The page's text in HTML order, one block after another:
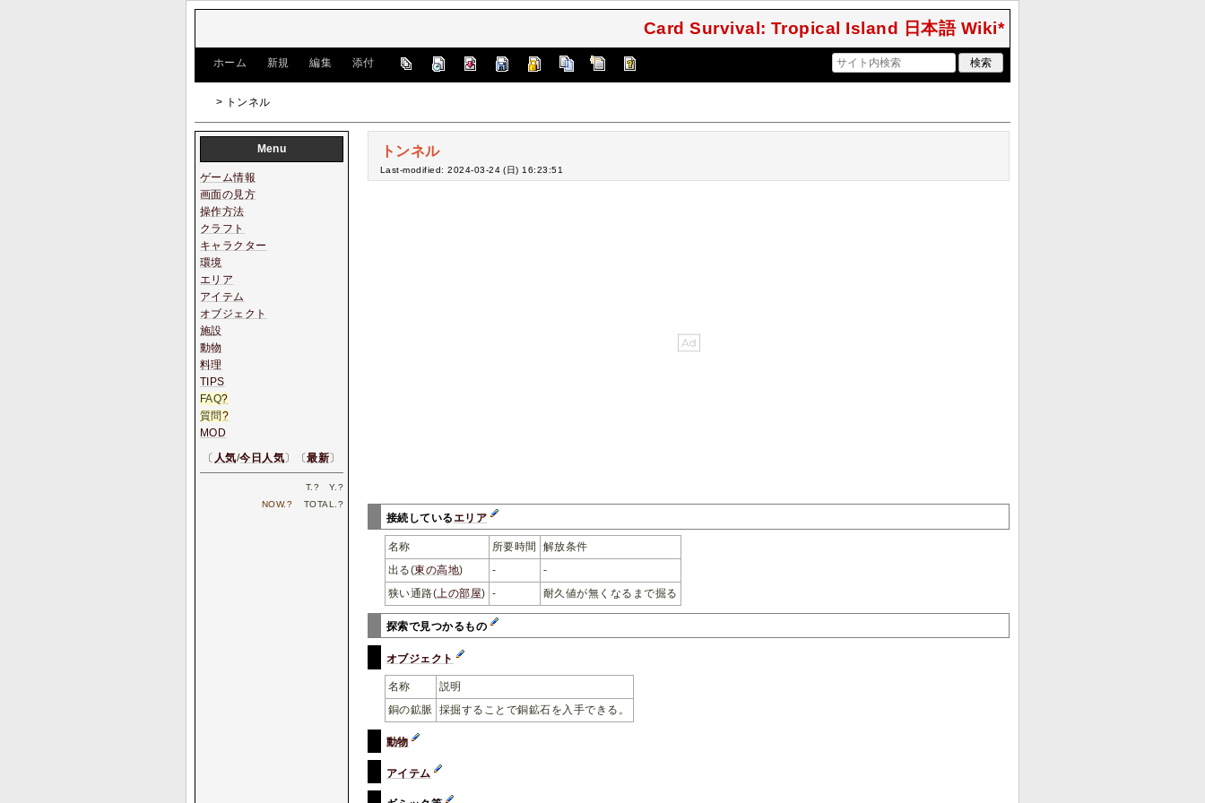
Card Survival: Tropical Island 日本語 Wiki*
ホーム 新規 編集 添付
> トンネル
トンネル
Last-modified: 2024-03-24 (日) 16:23:51
接続しているエリア
名称 所要時間
解放条件
出る(東の高地) -
-
狭い通路( 上の部屋) - 耐久値が無くなるまで掘る
探索で見つかるもの
オブジェクト
名称
説明
銅の鉱脈
採掘することで銅鉱石を入手できる。
動物
アイテム
Menu
ゲーム情報
画面の見方
操作方法
クラフト
キャラクター
環境
エリア
アイテム
オブジェクト
施設
動物
料理
TIPS
FAQ?
質問?
MOD
〔 人気/今日人気〕〔最新〕
T. ? Y. ?
NOW.? TOTAL. ?